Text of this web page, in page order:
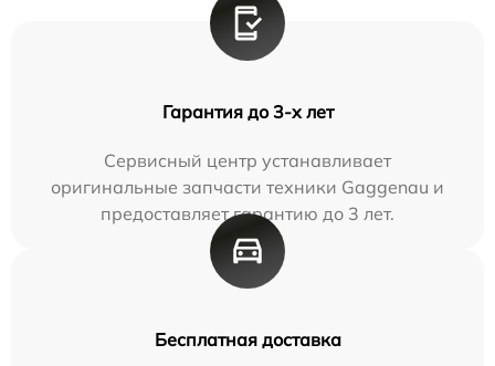
Гарантия до 3-х лет
Сервисный центр устанавливает
оригинальные запчасти техники Gaggenau и
предоставляет гарантию до 3 лет.
Бесплатная доставка